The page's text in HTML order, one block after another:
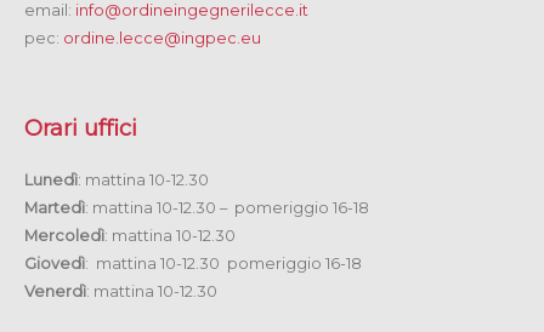
email: info@ordineingegnerilecce.it
pec: ordine.lecce@ingpec.eu
Orari uffici
Lunedì: mattina 10-12.30
Martedì: mattina 10-12.30 – pomeriggio 16-18
Mercoledì: mattina 10-12.30
Giovedì: mattina 10-12.30 pomeriggio 16-18
Venerdì: mattina 10-12.30